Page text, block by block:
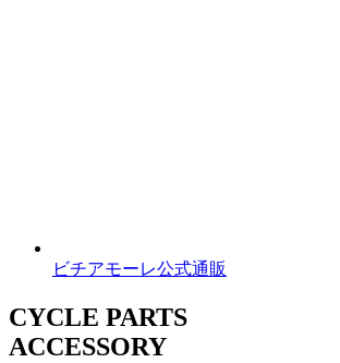
ビチアモーレ公式通販
CYCLE PARTS
ACCESSORY